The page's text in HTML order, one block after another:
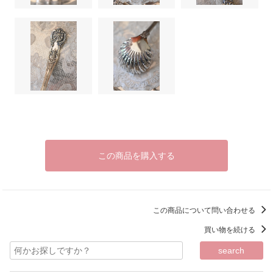
この商品を購入する
この商品について問い合わせる
買い物を続ける